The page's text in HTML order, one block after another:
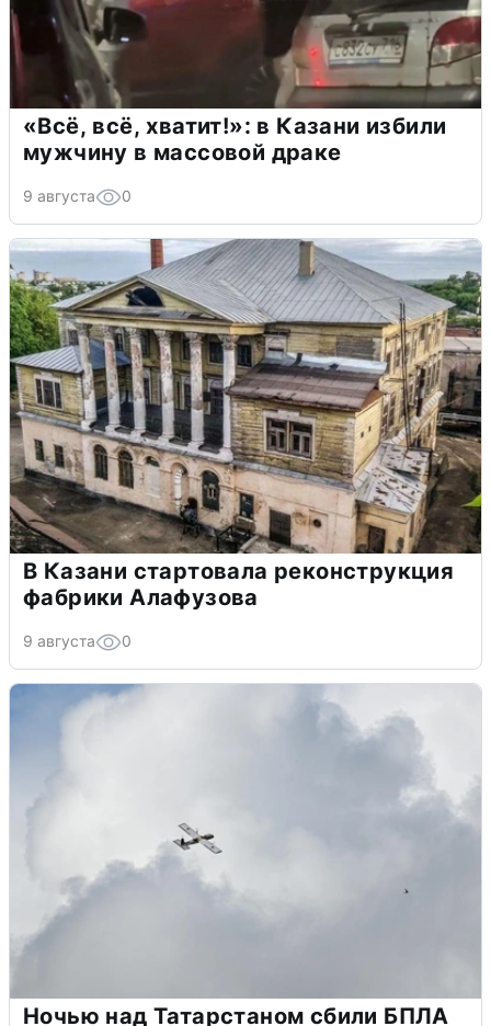
«Всё, всё, хватит!»: в Казани избили
мужчину в массовой драке
9 августа 0
В Казани стартовала реконструкция
фабрики Алафузова
9 августа 0
Ночью над Татарстаном сбили БПЛА